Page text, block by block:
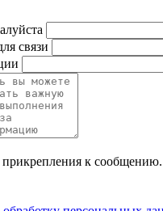
связи
прикрепления к сообщению.